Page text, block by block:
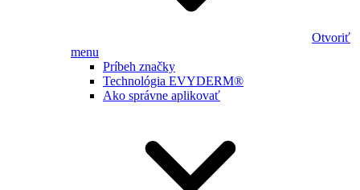
Otvoriť
menu
Príbeh značky
Technológia EVYDERM®
Ako správne aplikovať